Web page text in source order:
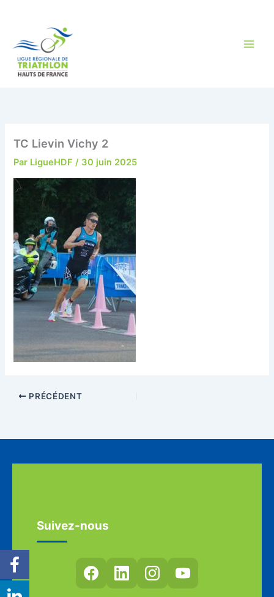
TC Lievin Vichy 2
Par LigueHDF/ 30 juin 2025
PRÉCÉDENT
Suivez-nous